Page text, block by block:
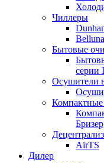
Чиллеры
Belluna
Бытовые
серии
Осушители
Компактные
Бризер
AirTS
Дилер